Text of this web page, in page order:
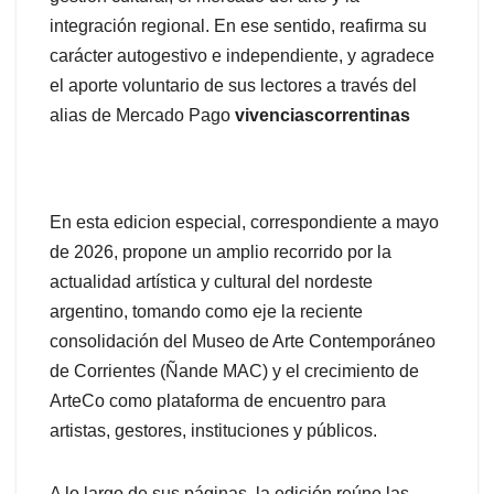
integración regional. En ese sentido, reafirma su
carácter autogestivo e independiente, y agradece
el aporte voluntario de sus lectores a través del
alias de Mercado Pago vivenciascorrentinas
En esta edicion especial, correspondiente a mayo
de 2026, propone un amplio recorrido por la
actualidad artística y cultural del nordeste
argentino, tomando como eje la reciente
consolidación del Museo de Arte Contemporáneo
de Corrientes (Ñande MAC) y el crecimiento de
ArteCo como plataforma de encuentro para
artistas, gestores, instituciones y públicos.